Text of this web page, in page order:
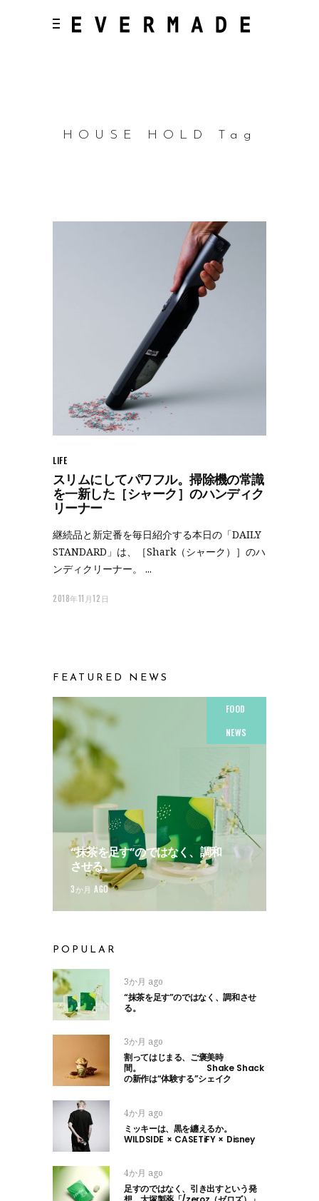
HOUSE HOLD Tag
LIFE
スリムにしてパワフル。掃除機の常識
を一新した［シャーク］のハンディク
リーナー
継続品と新定番を毎日紹介する本日の「DAILY
STANDARD」は、［Shark（シャーク）］のハ
ンディクリーナー。
2018年11月12日
FEATURED NEWS
FOOD
NEWS
“抹茶を足す”のではなく、調和
させる。
3か月 AGO
POPULAR
3か月 ago
“抹茶を足す”のではなく、調和させ
る。
3か月 ago
割ってはじまる、ご褒美時
間。 Shake Shack
の新作は“体験する”シェイク
4か月 ago
ミッキーは、黒を纏えるか。
WILDSIDE × CASETiFY × Disney
4か月 ago
足すのではなく、引き出すという発